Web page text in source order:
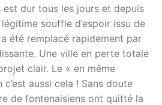
est dur tous les jours et depuis
souffle d’espoir issu de
a été remplacé rapidement par
Une ville en perte totale
clair. Le « en même
aussi cela ! Sans doute
de fontenaisiens ont quitté la